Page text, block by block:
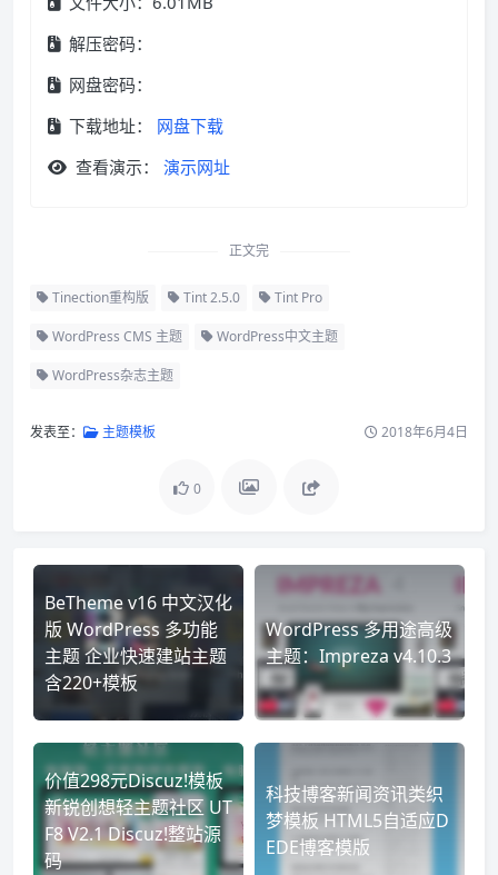
解压密码：
网盘密码：
下载地址：
网盘下载
查看演示：
演示网址
正文完
Tinection重构版 Tint 2.5.0 Tint Pro
WordPress CMS 主题 WordPress中文主题
WordPress杂志主题
发表至： 主题模板 2018年6月4日
0
BeTheme v16 中文汉化
版 WordPress 多功能
主题 企业快速建站主题
含220+模板
WordPress 多用途高级
主题：Impreza v4.10.3
价值298元Discuz!模板
新锐创想轻主题社区 UT
F8 V2.1 Discuz!整站源
码
科技博客新闻资讯类织
梦模板 HTML5自适应D
EDE博客模版